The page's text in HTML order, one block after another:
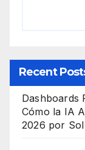
Recent
Dashboards
Cómo la IA
2026 por